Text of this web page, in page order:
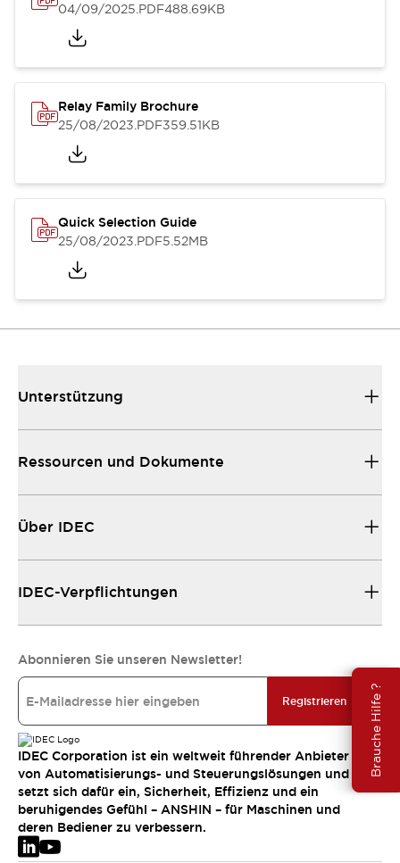
Brauche Hilfe ?
04/09/2025.PDF488.69KB
Relay Family Brochure
25/08/2023.PDF359.51KB
Quick Selection Guide
25/08/2023.PDF5.52MB
Unterstützung
Ressourcen und Dokumente
Über IDEC
IDEC-Verpflichtungen
Abonnieren Sie unseren Newsletter!
Registrieren
IDEC Corporation ist ein weltweit führender Anbieter
von Automatisierungs- und Steuerungslösungen und
setzt sich dafür ein, Sicherheit, Effizienz und ein
beruhigendes Gefühl – ANSHIN – für Maschinen und
deren Bediener zu verbessern.